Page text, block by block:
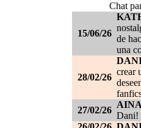
Chat
15/06/26
de
una
28/02/26
crear
27/02/26
Dani!